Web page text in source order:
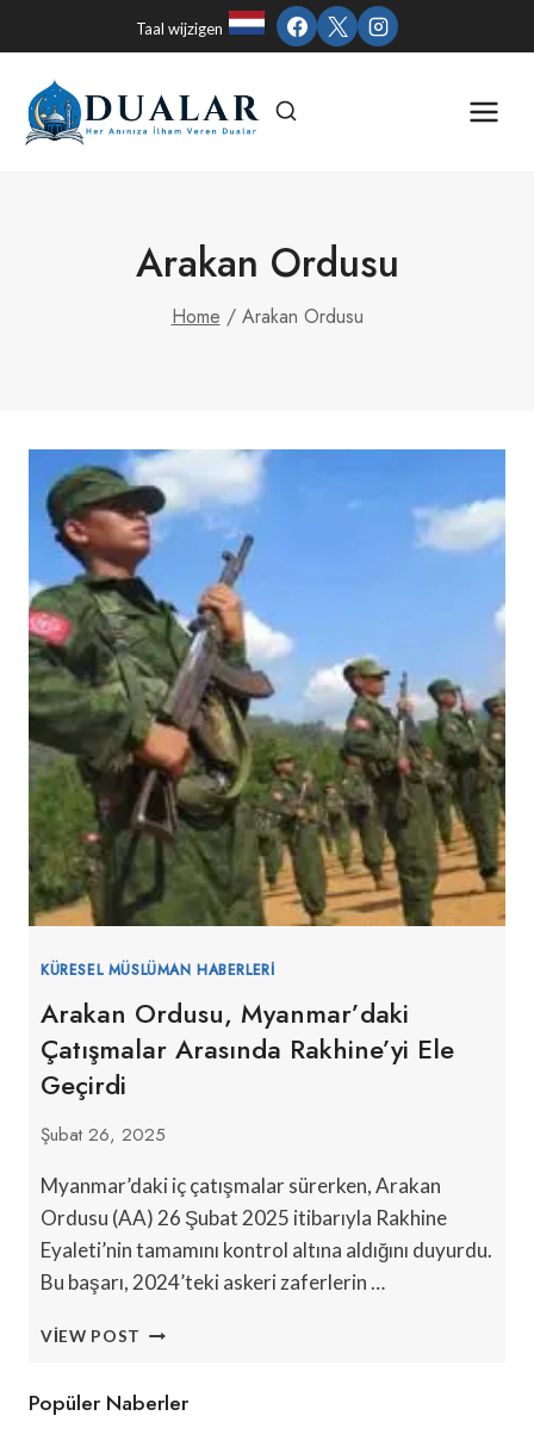
to
content
Taal wijzigen
Arakan Ordusu
Home / Arakan Ordusu
KÜRESEL MÜSLÜMAN HABERLERI
Arakan Ordusu, Myanmar’daki
Çatışmalar Arasında Rakhine’yi Ele
Geçirdi
Şubat 26, 2025
Myanmar’daki iç çatışmalar sürerken, Arakan
Ordusu (AA) 26 Şubat 2025 itibarıyla Rakhine
Eyaleti’nin tamamını kontrol altına aldığını duyurdu.
Bu başarı, 2024’teki askeri zaferlerin …
VIEW POST ARAKAN
ÇATIŞMALAR
Popüler Naberler